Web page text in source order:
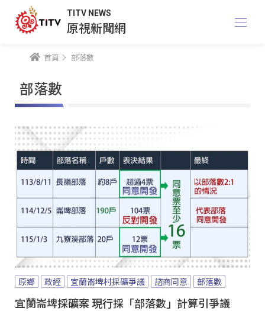
TITV NEWS
原視新聞網
首頁 部落數
部落數
原鄉 政經 宜蘭崙埤村採礦爭議 諮商同意 部落數
宜蘭崙埤採礦案 現行採「部落數」計算引爭議